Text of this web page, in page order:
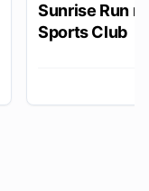
Sunrise Run
Sports Club